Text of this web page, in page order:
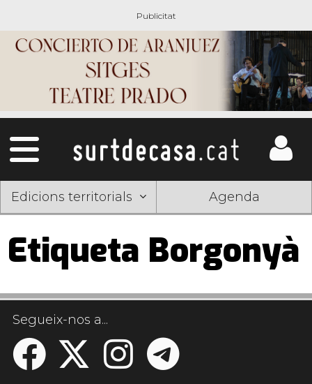
Edicions territorials Agenda
Etiqueta Borgonyà
Segueix-nos a...